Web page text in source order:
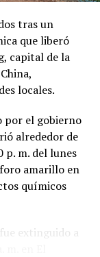
tras un
que liberó
capital de la
locales.
por el gobierno
alrededor de
p. m. del lunes
amarillo en
químicos
extinguido a